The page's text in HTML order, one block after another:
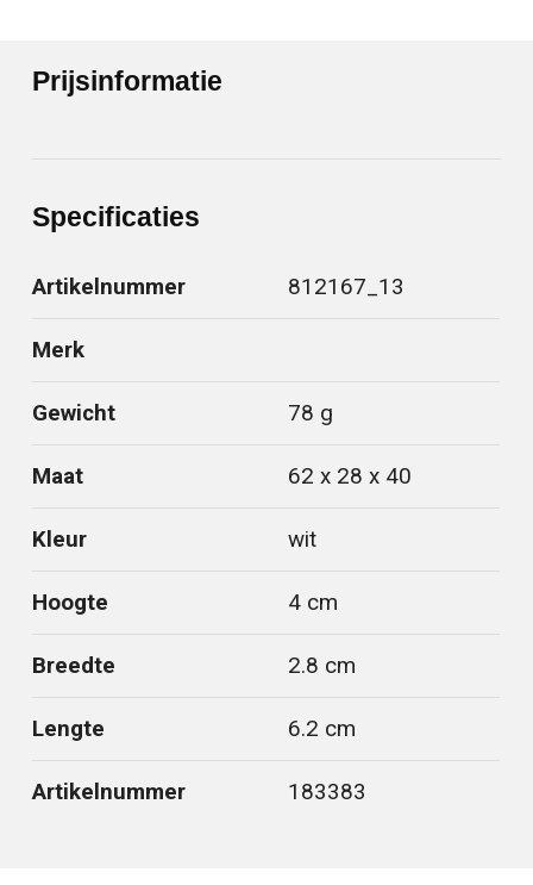
Prijsinformatie
Specificaties
Artikelnummer 812167_13
Merk
Gewicht 78 g
Maat 62 x 28 x 40
Kleur wit
Hoogte 4 cm
Breedte 2.8 cm
Lengte 6.2 cm
Artikelnummer 183383